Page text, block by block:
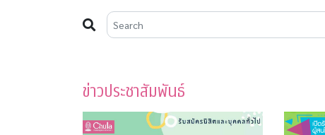
ข่าวประชาสัมพันธ์